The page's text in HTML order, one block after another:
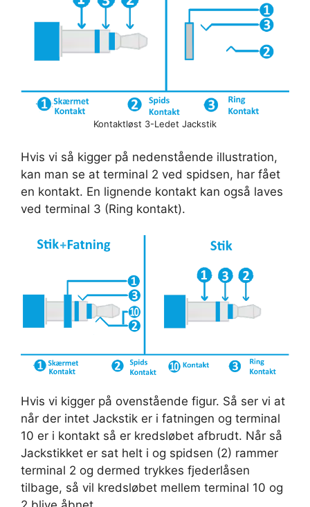
Kontaktløst 3-Ledet Jackstik
Hvis vi så kigger på nedenstående illustration,
kan man se at terminal 2 ved spidsen, har fået
en kontakt. En lignende kontakt kan også laves
ved terminal 3 (Ring kontakt).
Hvis vi kigger på ovenstående figur. Så ser vi at
når der intet Jackstik er i fatningen og terminal
10 er i kontakt så er kredsløbet afbrudt. Når så
Jackstikket er sat helt i og spidsen (2) rammer
terminal 2 og dermed trykkes fjederlåsen
tilbage, så vil kredsløbet mellem terminal 10 og